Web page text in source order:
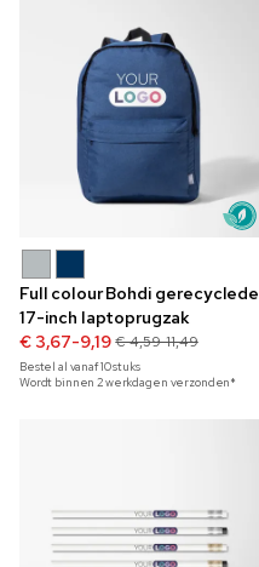
Full colour Bohdi gerecyclede
17-inch laptoprugzak
€ 3,67-9,19 € 4,59-11,49
Bestel al vanaf10stuks
Wordt binnen 2 werkdagen verzonden*